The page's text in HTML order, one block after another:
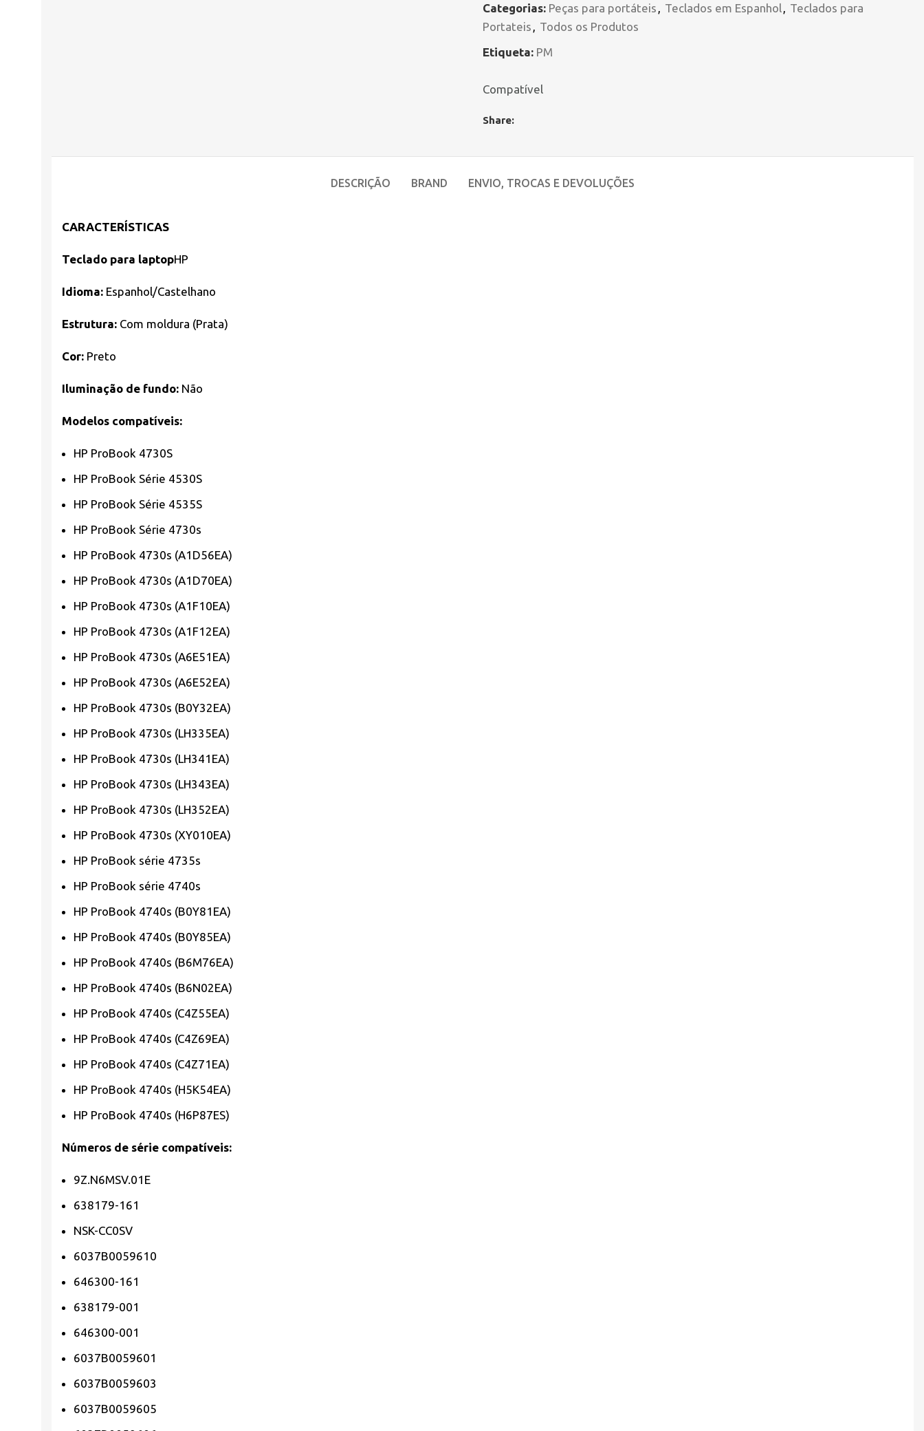
Categorias: Peças para portáteis , Teclados em Espanhol, Teclados para
Portateis , Todos os Produtos
Etiqueta: PM
Compatível
Share:
DESCRIÇÃO BRAND ENVIO, TROCAS E DEVOLUÇÕES
CARACTERÍSTICAS
Teclado para laptopHP
Idioma: Espanhol/Castelhano
Estrutura: Com moldura (Prata)
Cor: Preto
Iluminação de fundo: Não
Modelos compatíveis:
HP ProBook 4730S
HP ProBook Série 4530S
HP ProBook Série 4535S
HP ProBook Série 4730s
HP ProBook 4730s (A1D56EA)
HP ProBook 4730s (A1D70EA)
HP ProBook 4730s (A1F10EA)
HP ProBook 4730s (A1F12EA)
HP ProBook 4730s (A6E51EA)
HP ProBook 4730s (A6E52EA)
HP ProBook 4730s (B0Y32EA)
HP ProBook 4730s (LH335EA)
HP ProBook 4730s (LH341EA)
HP ProBook 4730s (LH343EA)
HP ProBook 4730s (LH352EA)
HP ProBook 4730s (XY010EA)
HP ProBook série 4735s
HP ProBook série 4740s
HP ProBook 4740s (B0Y81EA)
HP ProBook 4740s (B0Y85EA)
HP ProBook 4740s (B6M76EA)
HP ProBook 4740s (B6N02EA)
HP ProBook 4740s (C4Z55EA)
HP ProBook 4740s (C4Z69EA)
HP ProBook 4740s (C4Z71EA)
HP ProBook 4740s (H5K54EA)
HP ProBook 4740s (H6P87ES)
Números de série compatíveis:
9Z.N6MSV.01E
638179-161
NSK-CC0SV
6037B0059610
646300-161
638179-001
646300-001
6037B0059601
6037B0059603
6037B0059605